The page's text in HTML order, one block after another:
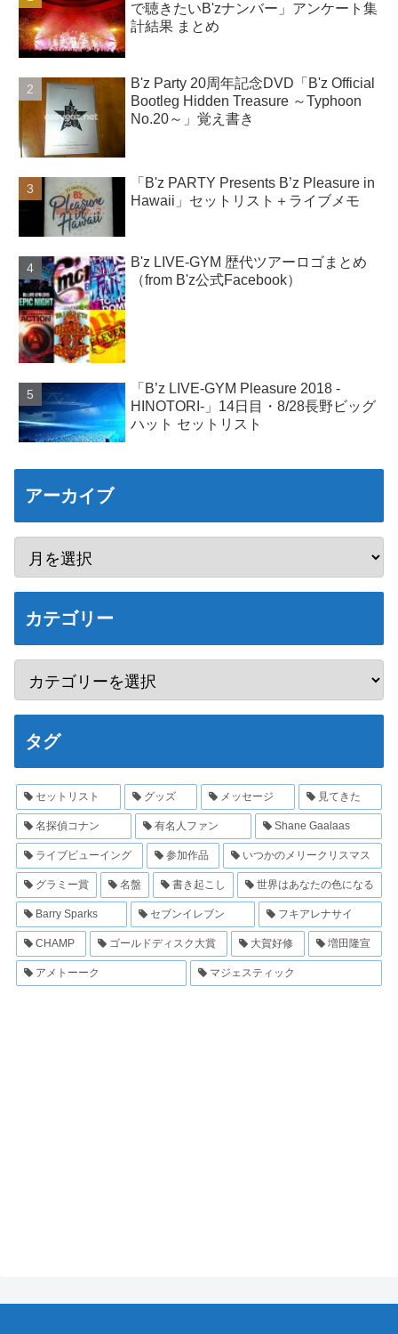
で聴きたいB'zナンバー」アンケート集
計結果 まとめ
B'z Party 20周年記念DVD「B'z Official
Bootleg Hidden Treasure ～Typhoon
No.20～」覚え書き
「B'z PARTY Presents B’z Pleasure in
Hawaii」セットリスト＋ライブメモ
B'z LIVE-GYM 歴代ツアーロゴまとめ
（from B'z公式Facebook）
「B’z LIVE-GYM Pleasure 2018 -
HINOTORI-」14日目・8/28長野ビッグ
ハット セットリスト
アーカイブ
カテゴリー
タグ
セットリスト グッズ メッセージ 見てきた
名探偵コナン 有名人ファン Shane Gaalaas
ライブビューイング 参加作品 いつかのメリークリスマス
グラミー賞 名盤 書き起こし 世界はあなたの色になる
Barry Sparks セブンイレブン フキアレナサイ
CHAMP ゴールドディスク大賞 大賀好修 増田隆宣
アメトーーク マジェスティック